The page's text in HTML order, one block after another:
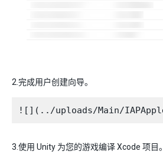
2.完成用户创建向导。
3.使用 Unity 为您的游戏编译 Xcode 项目。